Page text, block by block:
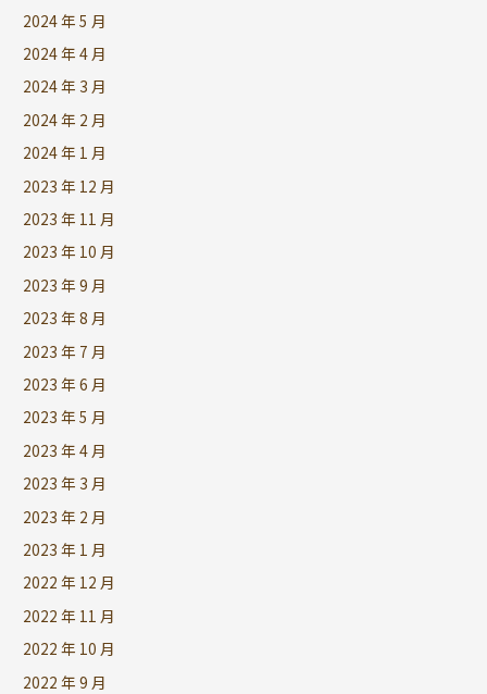
2024 年 5 月
2024 年 4 月
2024 年 3 月
2024 年 2 月
2024 年 1 月
2023 年 12 月
2023 年 11 月
2023 年 10 月
2023 年 9 月
2023 年 8 月
2023 年 7 月
2023 年 6 月
2023 年 5 月
2023 年 4 月
2023 年 3 月
2023 年 2 月
2023 年 1 月
2022 年 12 月
2022 年 11 月
2022 年 10 月
2022 年 9 月